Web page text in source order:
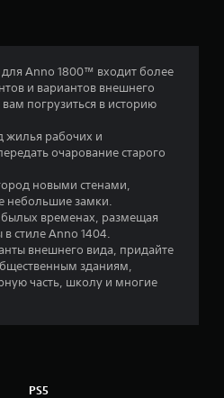
3
.
з
Anno 1800™ входит более
и вариантов внешнего
погрузиться в историю
жилья рабочих и
очарование старого
новыми стенами,
небольшие замки.
временах, размещая
стиле Anno 1404.
внешнего вида, придайте
зданиям,
часть, школу и многие
PS5